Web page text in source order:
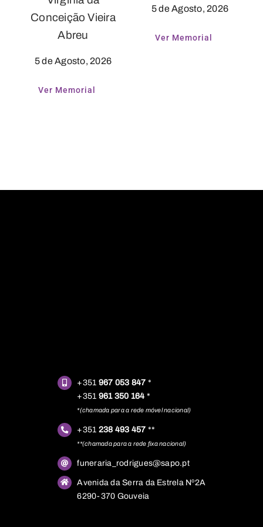
Conceição Vieira
Abreu
5 de Agosto, 2026
Ver Memorial
5 de Agosto, 2026
Ver Memorial
+351 967 053 847 *
+351 961 350 164 *
*(chamada para a rede móvel nacional)
+351 238 493 457 **
**(chamada para a rede fixa nacional)
funeraria_rodrigues@sapo.pt
Avenida da Serra da Estrela Nº2A
6290-370 Gouveia